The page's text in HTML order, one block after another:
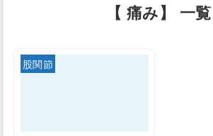
【 痛み】 一覧
股関節